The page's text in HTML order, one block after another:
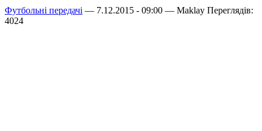
Футбольні передачі — 7.12.2015 - 09:00 — Maklay Переглядів:
4024